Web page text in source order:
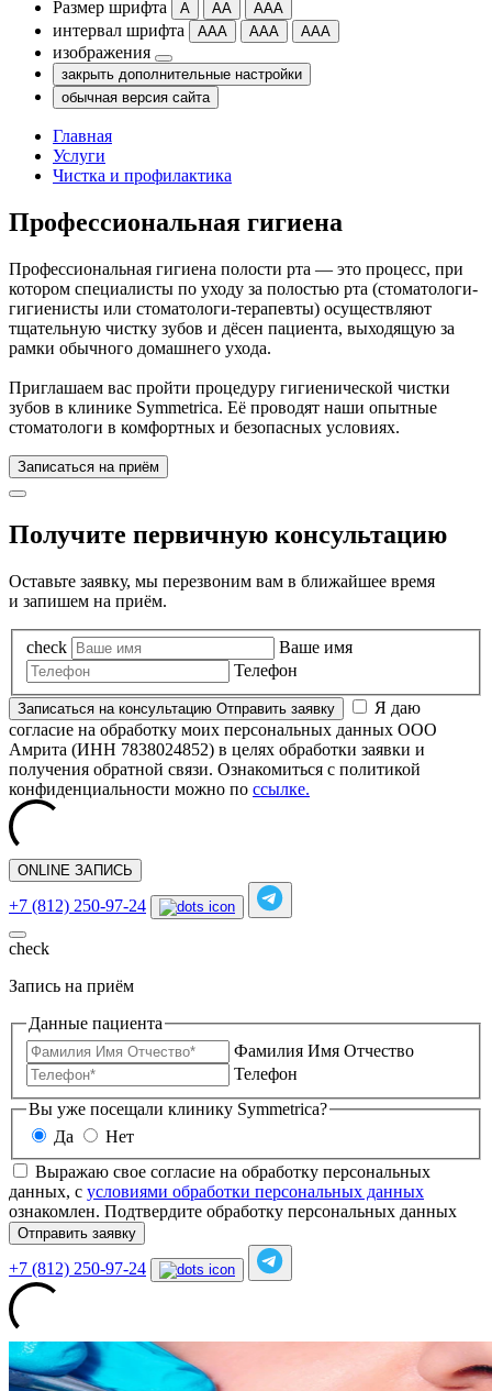
Размер шрифта А АА ААА
интервал шрифта ААА ААА ААА
изображения
закрыть дополнительные настройки
обычная версия сайта
Главная
Услуги
Чистка и профилактика
Профессиональная гигиена
Профессиональная гигиена полости рта — это процесс, при
котором специалисты по уходу за полостью рта (стоматологи-
гигиенисты или стоматологи-терапевты) осуществляют
тщательную чистку зубов и дёсен пациента, выходящую за
рамки обычного домашнего ухода.
Приглашаем вас пройти процедуру гигиенической чистки
зубов в клинике Symmetrica. Её проводят наши опытные
стоматологи в комфортных и безопасных условиях.
Записаться на приём
Получите первичную консультацию
Оставьте заявку, мы перезвоним вам в ближайшее время
и запишем на приём.
check
Ваше имя
Телефон
Записаться на консультацию Отправить заявку
Я даю
согласие на обработку моих персональных данных ООО
Амрита (ИНН 7838024852) в целях обработки заявки и
получения обратной связи. Ознакомиться с политикой
конфиденциальности можно по ссылке.
ONLINE ЗАПИСЬ
+7 (812) 250-97-24
check
Запись на приём
Данные пациента
Фамилия Имя Отчество
Телефон
Вы уже посещали клинику Symmetrica?
Да
Нет
Выражаю свое согласие на обработку персональных
данных, с условиями обработки персональных данных
ознакомлен. Подтвердите обработку персональных данных
Отправить заявку
+7 (812) 250-97-24